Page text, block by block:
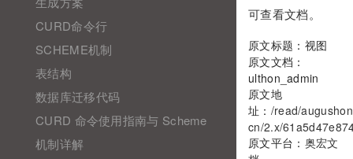
CURD命令行
SCHEME机制
表结构
数据库迁移代码
CURD 命令使用指南与 Scheme
机制详解
可查看文档。
原文标题：视图
原文文档：
ulthon_admin
原文地
址： /read/
cn/2.x/
原文平台： 奥宏文